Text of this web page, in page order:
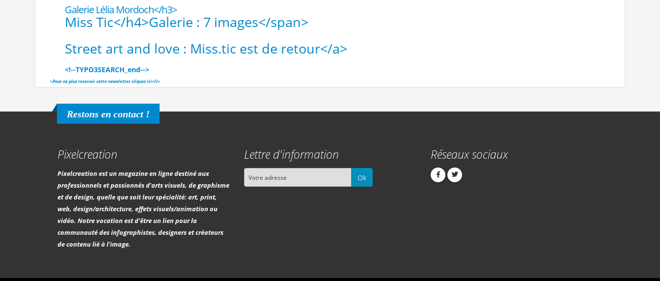
Galerie Lélia Mordoch</h3>
Miss Tic</h4>Galerie : 7 images</span>
Street art and love : Miss.tic est de retour</a>
<!--TYPO3SEARCH_end-->
>Pour ne plus recevoir cette newsletter cliquez ici</i>
Restons en contact !
Pixelcreation
Pixelcreation est un magazine en ligne destiné aux
professionnels et passionnés d'arts visuels, de graphisme
et de design, quelle que soit leur spécialité: art, print,
web, design/architecture, effets visuels/animation ou
vidéo. Notre vocation est d'être un lien pour la
communauté des infographistes, designers et créateurs
de contenu lié à l'image.
Lettre d'information
Ok
Réseaux sociaux